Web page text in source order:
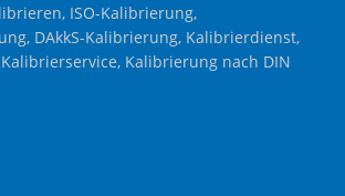
ISO-Kalibrierung,
DAkkS-Kalibrierung, Kalibrierdienst,
Kalibrierung nach DIN